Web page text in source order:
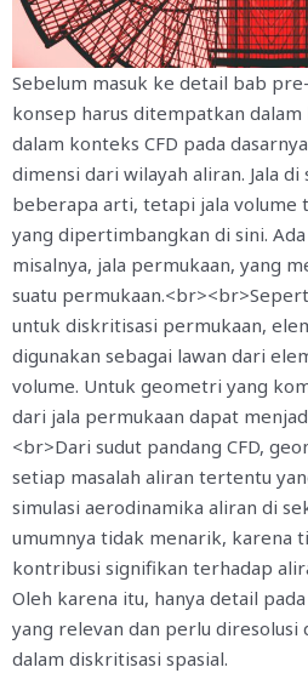
Sebelum masuk ke detail bab
konsep harus ditempatkan
dalam konteks CFD pada
dimensi dari wilayah aliran. Jala
beberapa arti, tetapi jala volume
yang dipertimbangkan di sini.
misalnya, jala permukaan, yang
suatu
untuk diskritisasi permukaan,
digunakan sebagai lawan dari
volume. Untuk geometri yang
dari jala permukaan dapat
<br>Dari sudut pandang CFD,
setiap masalah aliran tertentu
simulasi aerodinamika aliran di
umumnya tidak menarik, karena
kontribusi signifikan terhadap
Oleh karena itu, hanya detail
yang relevan dan perlu diresolusi
dalam diskritisasi spasial.